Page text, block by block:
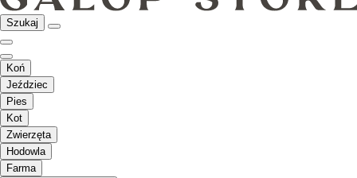
Szukaj
Koń
Jeździec
Pies
Kot
Zwierzęta
Hodowla
Farma